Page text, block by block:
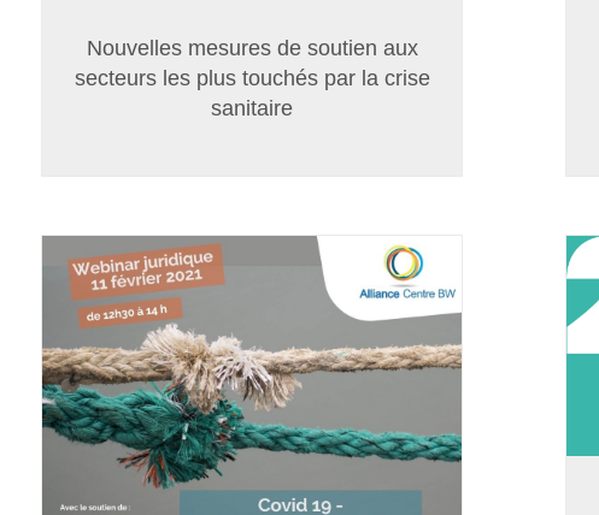
Nouvelles mesures de soutien aux
secteurs les plus touchés par la crise
sanitaire